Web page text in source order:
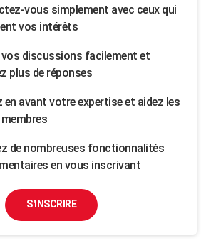
vous simplement avec ceux qui
vos intérêts
vos discussions facilement et
plus de réponses
en avant votre expertise et aidez les
de nombreuses fonctionnalités
en vous inscrivant
S'INSCRIRE